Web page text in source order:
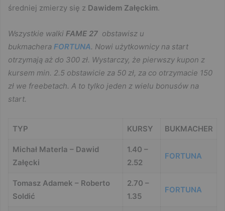
średniej zmierzy się z Dawidem Załęckim.
Wszystkie walki FAME 27 obstawisz u
bukmachera FORTUNA. Nowi użytkownicy na start
otrzymają aż do 300 zł. Wystarczy, że pierwszy kupon z
kursem min. 2.5 obstawicie za 50 zł, za co otrzymacie 150
zł we freebetach. A to tylko jeden z wielu bonusów na
start.
TYP KURSY BUKMACHER
Michał Materla – Dawid
Załęcki
1.40 –
2.52
FORTUNA
Tomasz Adamek – Roberto
Soldić
2.70 –
1.35
FORTUNA